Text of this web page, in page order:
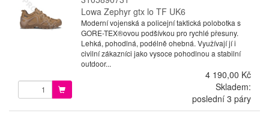
Lowa Zephyr gtx lo TF UK6
Moderní vojenská a policejní taktická polobotka s
GORE-TEX®ovou podšívkou pro rychlé přesuny.
Lehká, pohodlná, podélně ohebná. Využívají jí i
civilní zákazníci jako vysoce pohodlnou a stabilní
outdoor...
4 190,00 Kč
Skladem:
poslední 3 páry